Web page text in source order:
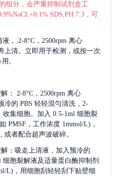
组分，会严重抑制试剂盒工
SDS,PH 7.3，可
，
2-8°C，2500rpm 离心
上清。立即用于检测，或按一次
。
：
2-8°C，2500rpm 离心
冷的 PBS 轻轻混匀清洗，2-
收集细胞。加入 0.5-1ml 细胞裂
PMSF，工作浓度 1mmol/L)，
或者配合超声波破碎。
：吸走上清液，加入预冷的
细胞裂解液及适量蛋白酶抑制剂
L)，用细胞刮轻轻刮下贴壁细